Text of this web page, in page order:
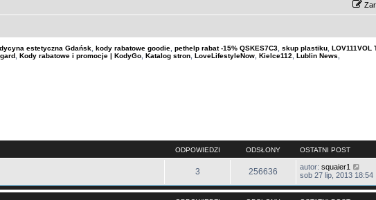
estetyczna Gdańsk kody rabatowe goodie pethelp rabat -15% QSKES7C3 skup plastiku LOV111VOL
Kody rabatowe i promocje | KodyGo Katalog stron LoveLifestyleNow Kielce112 Lublin News
ODPOWIEDZI ODSŁONY OSTATNI POST
3 256636 autor: squaier1
sob 27 lip, 2013 18:54